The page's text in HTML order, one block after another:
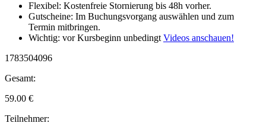
Flexibel: Kostenfreie Stornierung bis 48h vorher.
Gutscheine: Im Buchungsvorgang auswählen und zum
Termin mitbringen.
Wichtig: vor Kursbeginn unbedingtVideos anschauen!
1783504096
Gesamt:
59.00 €
Teilnehmer: